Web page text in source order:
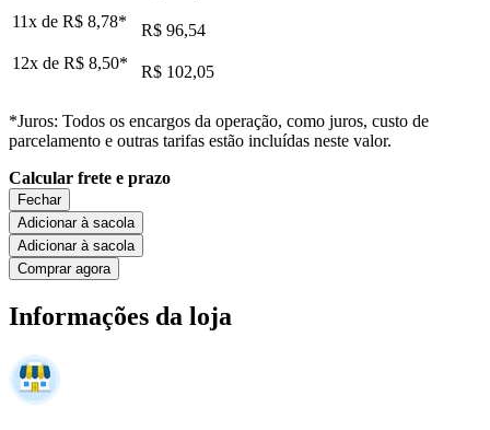
11x de R$ 8,78*
R$ 96,54
12x de R$ 8,50* R$ 102,05
*Juros: Todos os encargos da operação, como juros, custo de
parcelamento e outras tarifas estão incluídas neste valor.
Calcular frete e prazo
Fechar
Adicionar à sacola
Adicionar à sacola
Comprar agora
Informações da loja